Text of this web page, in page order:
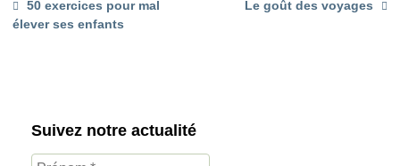
50 exercices pour mal
élever ses enfants
Le goût des voyages
Suivez notre actualité